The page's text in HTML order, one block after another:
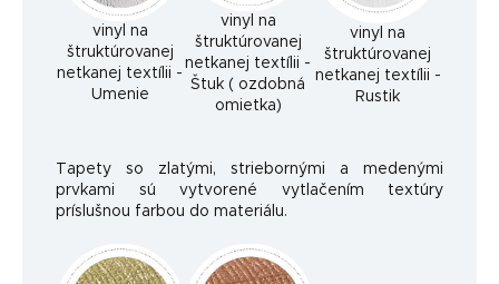
vinyl na
štruktúrovanej
netkanej textílii -
Umenie
vinyl na
štruktúrovanej
netkanej textílii -
Štuk ( ozdobná
omietka)
vinyl na
štruktúrovanej
netkanej textílii -
Rustik
Tapety so zlatými, striebornými a medenými
prvkami sú vytvorené vytlačením textúry
príslušnou farbou do materiálu.